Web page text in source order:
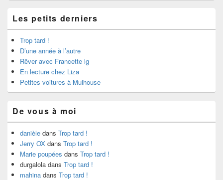
Les petits derniers
Trop tard !
D’une année à l’autre
Rêver avec Francette lg
En lecture chez Liza
Petites voitures à Mulhouse
De vous à moi
danièle dans Trop tard !
Jerry OX dans Trop tard !
Marie poupées dans Trop tard !
durgalola dans Trop tard !
mahina dans Trop tard !